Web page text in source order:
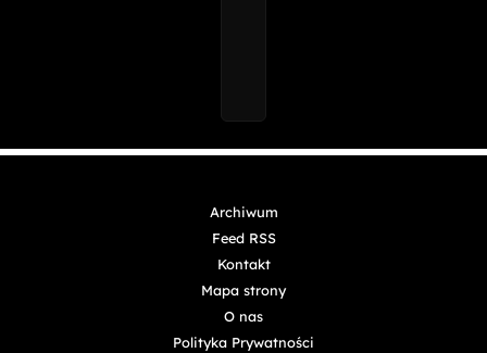
Archiwum
Feed RSS
Kontakt
Mapa strony
O nas
Polityka Prywatności